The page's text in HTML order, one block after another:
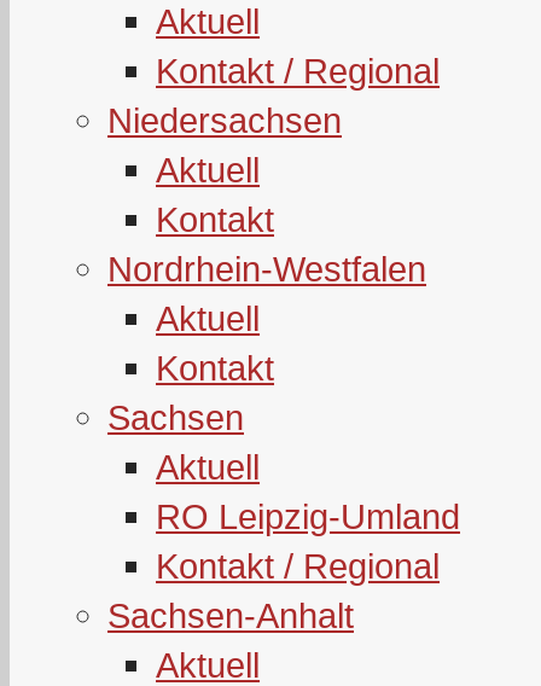
Aktuell
Kontakt / Regional
Niedersachsen
Aktuell
Kontakt
Nordrhein-Westfalen
Aktuell
Kontakt
Sachsen
Aktuell
RO Leipzig-Umland
Kontakt / Regional
Sachsen-Anhalt
Aktuell